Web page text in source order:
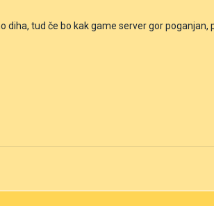
tud če bo kak game server gor poganjan,